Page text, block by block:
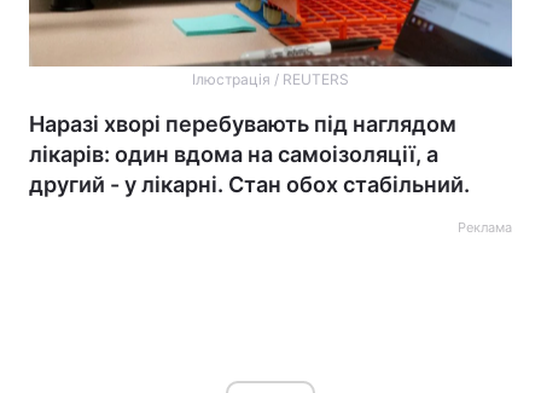
Ілюстрація / REUTERS
Наразі хворі перебувають під наглядом
лікарів: один вдома на самоізоляції, а
другий - у лікарні. Стан обох стабільний.
Реклама